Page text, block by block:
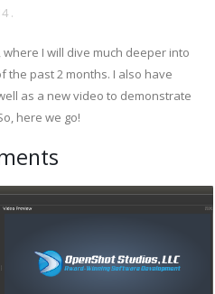
.
I will dive much deeper into
the past 2 months. I also have
as a new video to demonstrate
here we go!